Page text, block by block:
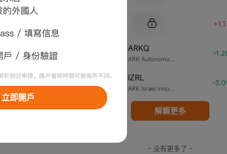
立即開戶
ARK Autonomous Technology & Robotics ETF
ARKQ -
5 ARK Israel Innovative Technology ETF
IZRL -
解鎖更多
- 没有更多了 -